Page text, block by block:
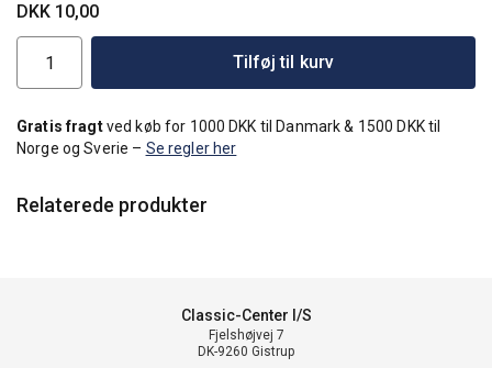
DKK 10,00
Tilføj til kurv
Gratis fragtved køb for 1000 DKK til Danmark & 1500 DKK til
Norge og Sverie – Se regler her
Relaterede produkter
Classic-Center I/S
Fjelshøjvej 7
DK-9260 Gistrup